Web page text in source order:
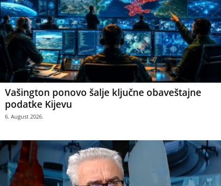
Vašington ponovo šalje ključne obaveštajne
podatke Kijevu
6. August 2026.